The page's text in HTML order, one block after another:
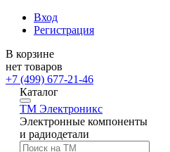
Вход
Регистрация
В корзине
нет товаров
+7 (499) 677-21-46
Каталог
TM Электроникс
Электронные компоненты
и радиодетали